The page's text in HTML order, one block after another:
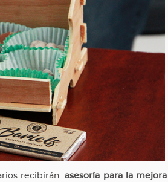
recibirán:asesoría para la mejora